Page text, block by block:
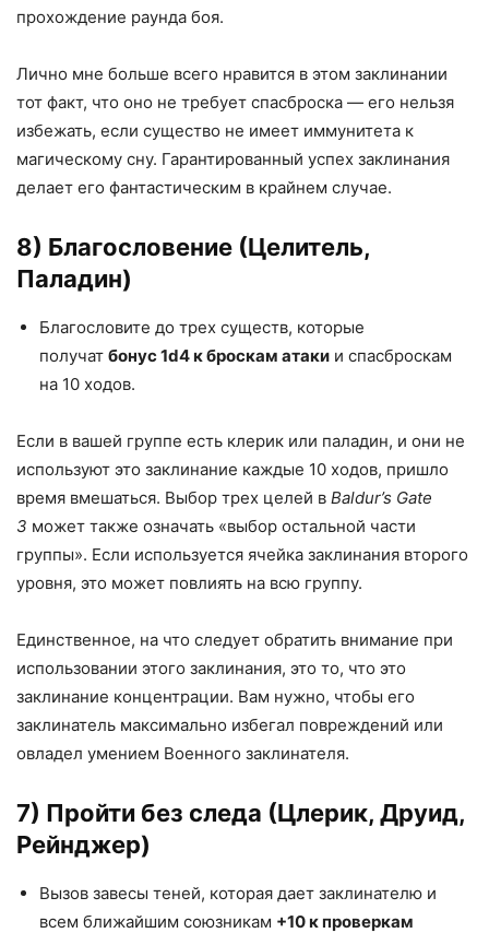
прохождение раунда боя.
Лично мне больше всего нравится в этом заклинании
тот факт, что оно не требует спасброска — его нельзя
избежать, если существо не имеет иммунитета к
магическому сну. Гарантированный успех заклинания
делает его фантастическим в крайнем случае.
8) Благословение (Целитель,
Паладин)
Благословите до трех существ, которые
получат бонус 1d4 к броскам атаки и спасброскам
на 10 ходов.
Если в вашей группе есть клерик или паладин, и они не
используют это заклинание каждые 10 ходов, пришло
время вмешаться. Выбор трех целей в Baldur’s Gate
3 может также означать «выбор остальной части
группы». Если используется ячейка заклинания второго
уровня, это может повлиять на всю группу.
Единственное, на что следует обратить внимание при
использовании этого заклинания, это то, что это
заклинание концентрации. Вам нужно, чтобы его
заклинатель максимально избегал повреждений или
овладел умением Военного заклинателя.
7) Пройти без следа (Цлерик, Друид,
Рейнджер)
Вызов завесы теней, которая дает заклинателю и
всем ближайшим союзникам +10 к проверкам